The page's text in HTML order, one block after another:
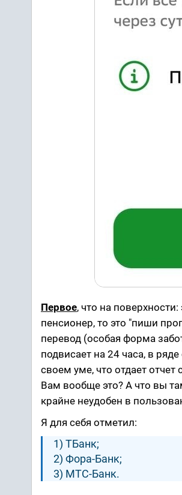
Первое, что на
пенсионер, то это "пиши
перевод (особая форма
подвисает на 24 часа, в
своем уме, что отдает
Вам вообще это? А что вы
крайне неудобен в
Я для себя отметил:
1) ТБанк;
2) Фора-Банк;
3) МТС-Банк.